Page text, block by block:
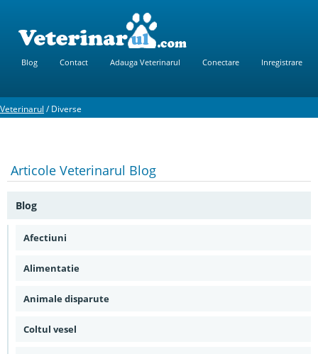
Blog Contact Adauga Veterinarul Conectare Inregistrare
Veterinarul /Diverse
Articole Veterinarul Blog
Blog
Afectiuni
Alimentatie
Animale disparute
Coltul vesel